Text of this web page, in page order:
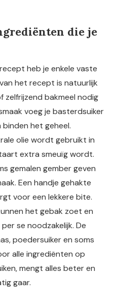
die je
heb je enkele vaste
het recept is natuurlijk
zelfrijzend bakmeel nodig
voeg je basterdsuiker
het geheel.
olie wordt gebruikt in
extra smeuïg wordt.
gemalen gember geven
Een handje gehakte
voor een lekkere bite.
het gebak zoet en
se noodzakelijk. De
poedersuiker en soms
alle ingrediënten op
mengt alles beter en
gaar.